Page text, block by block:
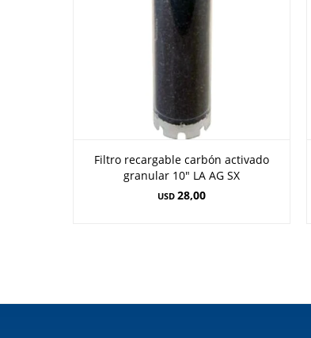
Filtro recargable carbón activado
granular 10" LA AG SX
USD 28,00